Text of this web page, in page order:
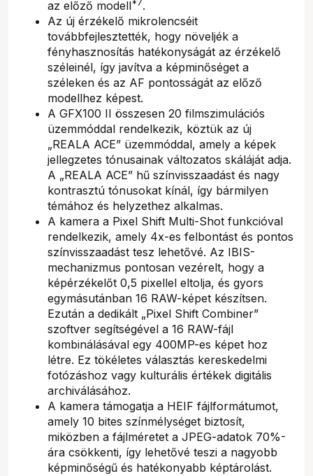
az előző modell*7.
Az új érzékelő mikrolencséit
továbbfejlesztették, hogy növeljék a
fényhasznosítás hatékonyságát az érzékelő
széleinél, így javítva a képminőséget a
széleken és az AF pontosságát az előző
modellhez képest.
A GFX100 II összesen 20 filmszimulációs
üzemmóddal rendelkezik, köztük az új
„REALA ACE” üzemmóddal, amely a képek
jellegzetes tónusainak változatos skáláját adja.
A „REALA ACE” hű színvisszaadást és nagy
kontrasztú tónusokat kínál, így bármilyen
témához és helyzethez alkalmas.
A kamera a Pixel Shift Multi-Shot funkcióval
rendelkezik, amely 4x-es felbontást és pontos
színvisszaadást tesz lehetővé. Az IBIS-
mechanizmus pontosan vezérelt, hogy a
képérzékelőt 0,5 pixellel eltolja, és gyors
egymásutánban 16 RAW-képet készítsen.
Ezután a dedikált „Pixel Shift Combiner”
szoftver segítségével a 16 RAW-fájl
kombinálásával egy 400MP-es képet hoz
létre. Ez tökéletes választás kereskedelmi
fotózáshoz vagy kulturális értékek digitális
archiválásához.
A kamera támogatja a HEIF fájlformátumot,
amely 10 bites színmélységet biztosít,
miközben a fájlméretet a JPEG-adatok 70%-
ára csökkenti, így lehetővé teszi a nagyobb
képminőségű és hatékonyabb képtárolást.